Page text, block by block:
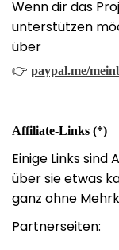
Wenn dir das
unterstützen
über
👉 paypal.me/
Affiliate-Links (*)
Einige Links sind
über sie etwas
ganz ohne
Partnerseiten: